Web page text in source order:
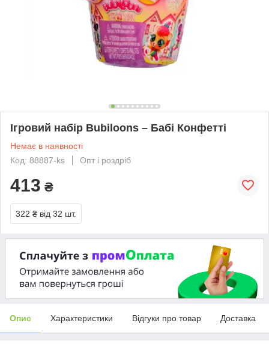
Ігровий набір Bubiloons – Бабі Конфетті
Немає в наявності
Код: 88887-ks
Опт і роздріб
413 ₴
322 ₴ від 32 шт.
Опис Характеристики Відгуки про товар Доставка